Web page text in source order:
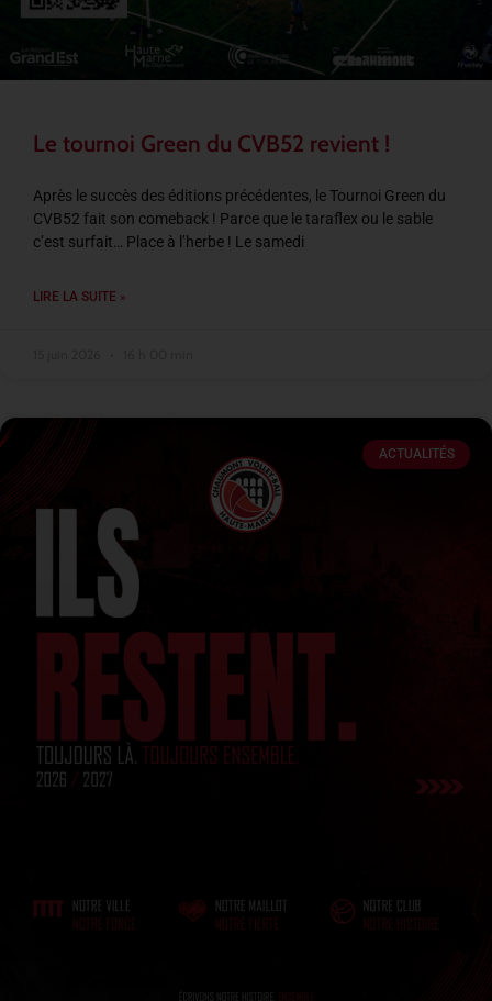
Le tournoi Green du CVB52 revient !
Après le succès des éditions précédentes, le Tournoi Green du
CVB52 fait son comeback ! Parce que le taraflex ou le sable
c’est surfait… Place à l’herbe ! Le samedi
LIRE LA SUITE »
ACTUALITÉS